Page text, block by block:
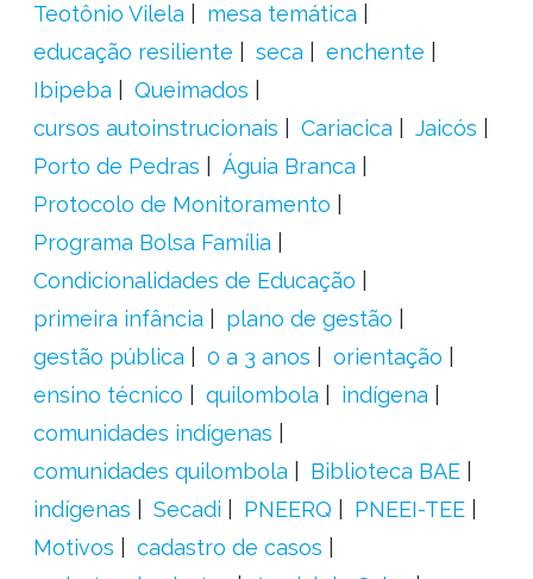
Teotônio Vilela
mesa temática
educação resiliente
seca
enchente
Ibipeba
Queimados
cursos autoinstrucionais
Cariacica
Jaicós
Porto de Pedras
Águia Branca
Protocolo de Monitoramento
Programa Bolsa Família
Condicionalidades de Educação
primeira infância
plano de gestão
gestão pública
0 a 3 anos
orientação
ensino técnico
quilombola
indígena
comunidades indígenas
comunidades quilombola
Biblioteca BAE
indígenas
Secadi PNEERQ
PNEEI-TEE
Motivos
cadastro de casos